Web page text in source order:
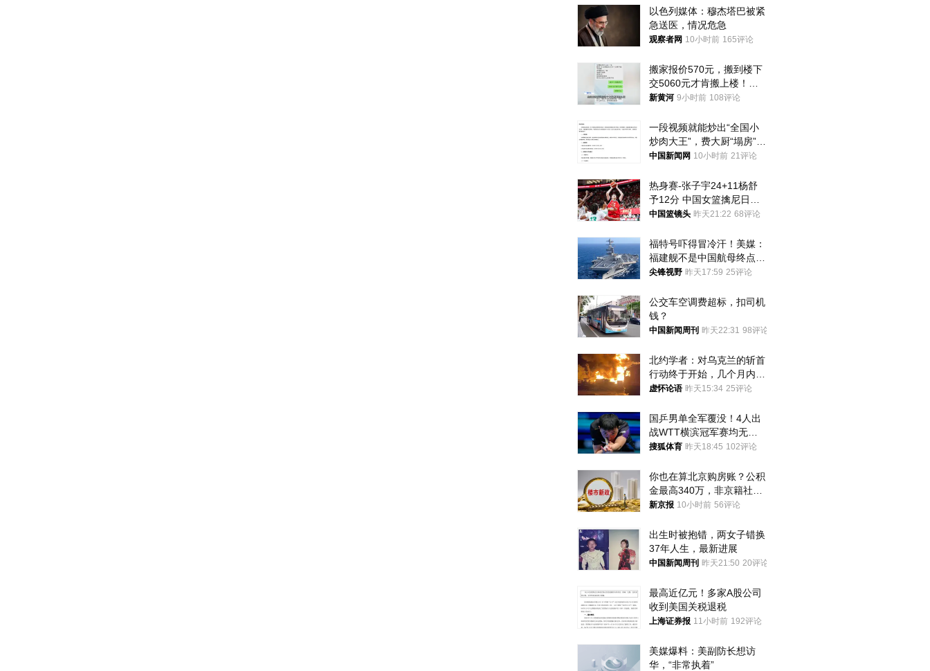
以色列媒体：穆杰塔巴被紧
急送医，情况危急
观察者网 10小时前 165评论
搬家报价570元，搬到楼下
交5060元才肯搬上楼！女
子傻眼了……
新黄河 9小时前 108评论
一段视频就能炒出“全国小
炒肉大王”，费大厨“塌房”了
吗？
中国新闻网 10小时前 21评论
热身赛-张子宇24+11杨舒
予12分 中国女篮擒尼日利
亚
中国篮镜头 昨天21:22 68评论
福特号吓得冒冷汗！美媒：
福建舰不是中国航母终点，
而是新起点！
尖锋视野 昨天17:59 25评论
公交车空调费超标，扣司机
钱？
中国新闻周刊 昨天22:31 98评论
北约学者：对乌克兰的斩首
行动终于开始，几个月内乌
将投降
虚怀论语 昨天15:34 25评论
国乒男单全军覆没！4人出
战WTT横滨冠军赛均无缘
八强
搜狐体育 昨天18:45 102评论
你也在算北京购房账？公积
金最高340万，非京籍社保
1年
新京报 10小时前 56评论
出生时被抱错，两女子错换
37年人生，最新进展
中国新闻周刊 昨天21:50 20评论
最高近亿元！多家A股公司
收到美国关税退税
上海证券报 11小时前 192评论
美媒爆料：美副防长想访
华，“非常执着”